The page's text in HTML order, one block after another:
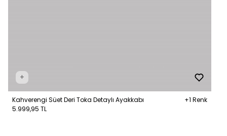
+
Kahverengi Süet Deri Toka Detaylı Ayakkabı
+1 Renk
5.999,95 TL